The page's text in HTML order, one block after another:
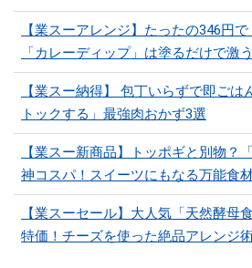
【業スーアレンジ】たったの346円
「カレーディップ」は塗るだけで激
【業スー納得】 包丁いらずで即ごは
トックする」最強肉おかず3選
【業スー新商品】トッポギと別物？
神コスパ！スイーツにもなる万能食
【業スーセール】大人気「天然酵母
特価！チーズを使った絶品アレンジ